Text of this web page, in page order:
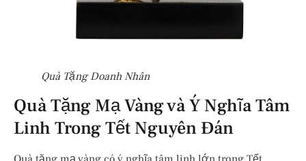
Quà Tặng Doanh Nhân
Quà Tặng Mạ Vàng và Ý Nghĩa Tâm
Linh Trong Tết Nguyên Đán